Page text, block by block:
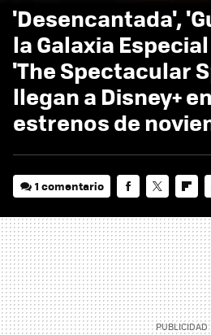
'Desencantada',
la Galaxia
'The Spectacular
llegan a Disney+
estrenos de
1 comentario